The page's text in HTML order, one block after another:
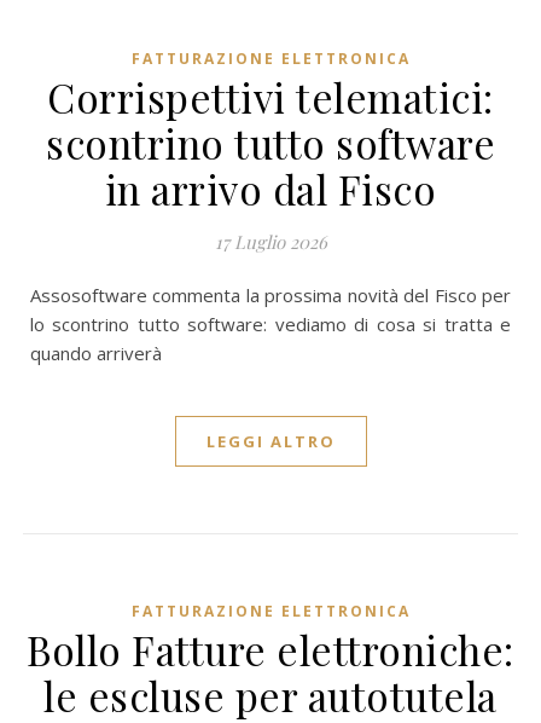
FATTURAZIONE ELETTRONICA
Corrispettivi telematici:
scontrino tutto software
in arrivo dal Fisco
17 Luglio 2026
Assosoftware commenta la prossima novità del Fisco per
lo scontrino tutto software: vediamo di cosa si tratta e
quando arriverà
LEGGI ALTRO
FATTURAZIONE ELETTRONICA
Bollo Fatture elettroniche:
le escluse per autotutela